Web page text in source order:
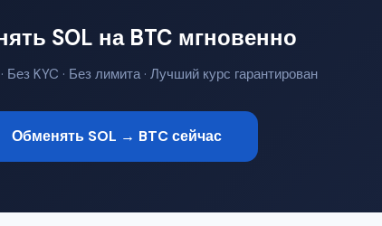
SOL на BTC мгновенно
Без KYC · Без лимита · Лучший курс гарантирован
Обменять SOL → BTC сейчас